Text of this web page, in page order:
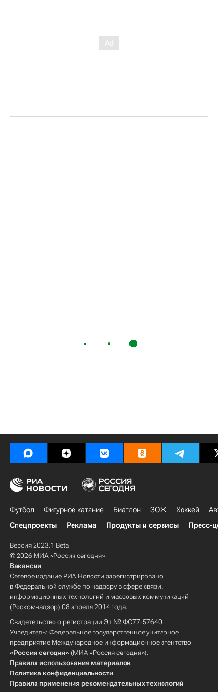
Футбол Фигурное катание Биатлон ЗОЖ Хоккей
Спецпроекты
Реклама Продукты и сервисы Пресс-
Версия 2023.1 Beta
© 2026 МИА «Россия сегодня»
Вакансии
Сетевое издание РИА Новости зарегистрировано
в Федеральной службе по надзору в сфере связи,
информационных технологий и массовых коммуникаций
(Роскомнадзор) 08 апреля 2014 года.
Свидетельство о регистрации Эл № ФС77-57640
Учредитель: Федеральное государственное унитарное
предприятие Международное информационное агентство
«Россия сегодня» (МИА «Россия сегодня»).
Правила использования материалов
Политика конфиденциальности
Правила применения рекомендательных технологий